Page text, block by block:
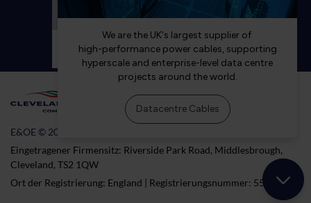
E&OE © 2026 Cleveland Cable Company
Eingetragener Firmensitz: Riverside Park Road, Middlesbrough,
Cleveland, TS2 1QW
Ort der Registrierung: England | Registrierungsnummer: 5538824